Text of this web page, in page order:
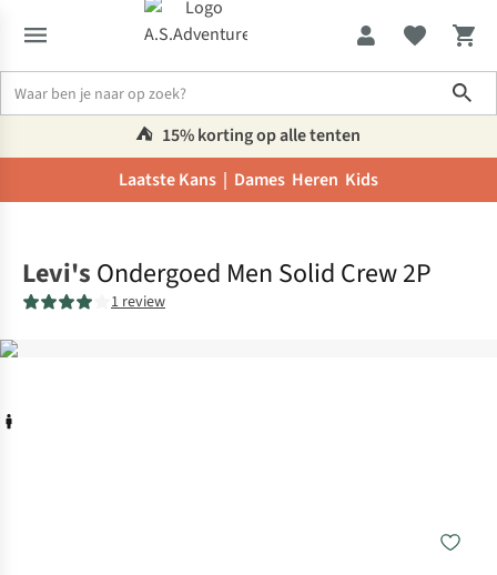
⛺️ 15% korting op alle tenten
Laatste Kans | Dames Heren Kids
Levi's Ondergoed Men Solid Crew 2P
1 review